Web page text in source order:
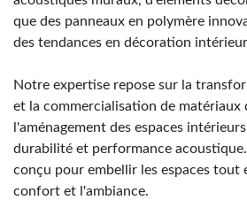
que des panneaux en polymère
des tendances en décoration
Notre expertise repose sur la
et la commercialisation de matériaux
l'aménagement des espaces
durabilité et performance
conçu pour embellir les espaces tout
confort et l'ambiance.